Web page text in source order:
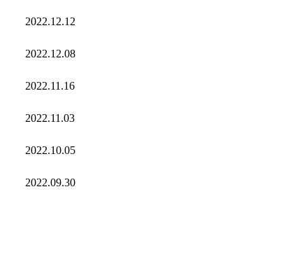
2022.12.12
2022.12.08
2022.11.16
2022.11.03
2022.10.05
2022.09.30